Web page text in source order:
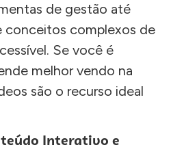
de gestão até
conceitos complexos de
Se você é
melhor vendo na
são o recurso ideal
Interativo e